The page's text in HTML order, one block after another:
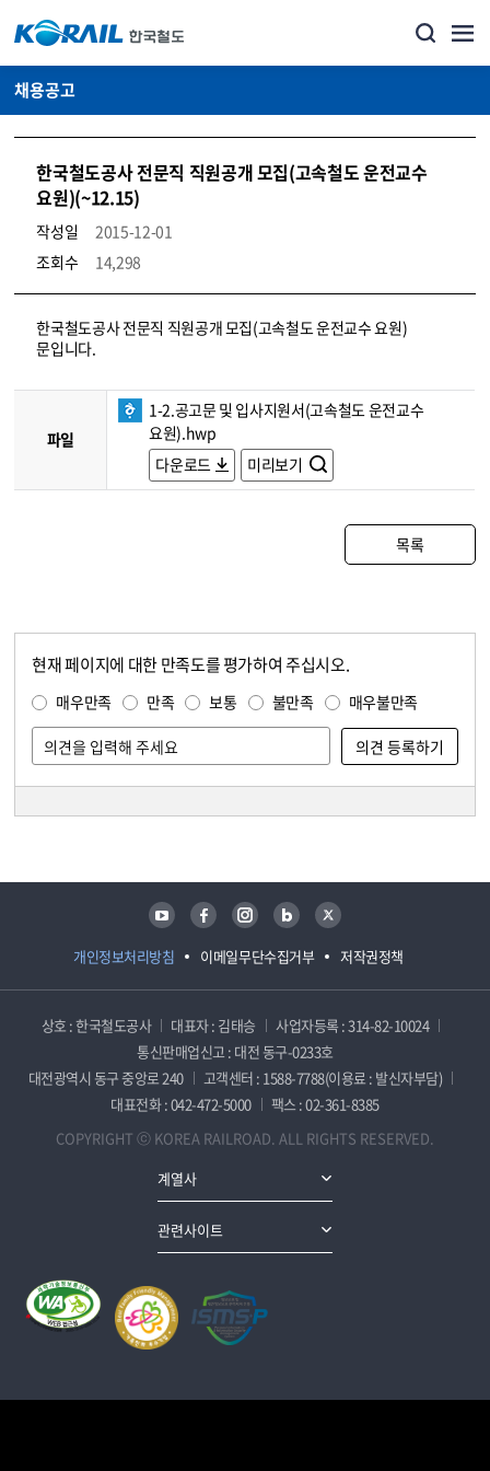
채용공고
한국철도공사 전문직 직원공개 모집(고속철도 운전교수
요원)(~12.15)
작성일
2015-12-01
조회수
14,298
코레일소개_경영공시_채용공고 상세보기 – 내용, 파일, 담당자 연락처로 구성
한국철도공사 전문직 직원공개 모집(고속철도 운전교수 요원)
문입니다.
파일
1-2.공고문 및 입사지원서(고속철도 운전교수
요원).hwp
다운로드
미리보기
목록
현재 페이지에 대한 만족도를 평가하여 주십시오.
매우만족 만족 보통 불만족 매우불만족
개인정보처리방침 이메일무단수집거부 저작권정책
유튜브 페이스북 인스타그램 블로그 트위터
상호 : 한국철도공사 대표자 : 김태승
사업자등록 : 314-82-10024
통신판매업신고 : 대전 동구-0233호
대전광역시 동구 중앙로 240
고객센터 : 1588-7788(이용료 : 발신자부담)
대표전화 : 042-472-5000
팩스 : 02-361-8385
COPYRIGHT ⓒ KOREA RAILROAD. ALL RIGHTS RESERVED.
계열사
관련사이트